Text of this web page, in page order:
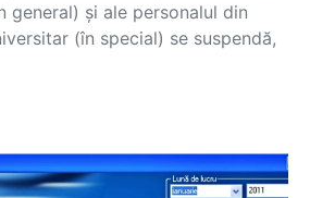
general) și ale personalul din
(în special) se suspendă,